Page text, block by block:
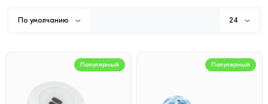
По умолчанию 24
Популярный Популярный